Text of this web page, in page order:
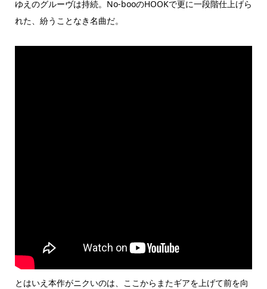
ゆえのグルーヴは持続。No-booのHOOKで更に一段階仕上げら
れた、紛うことなき名曲だ。
とはいえ本作がニクいのは、ここからまたギアを上げて前を向